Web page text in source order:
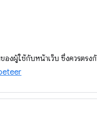
องผู้ใช้กับหน้าเว็บ ซึ่งควรตรง